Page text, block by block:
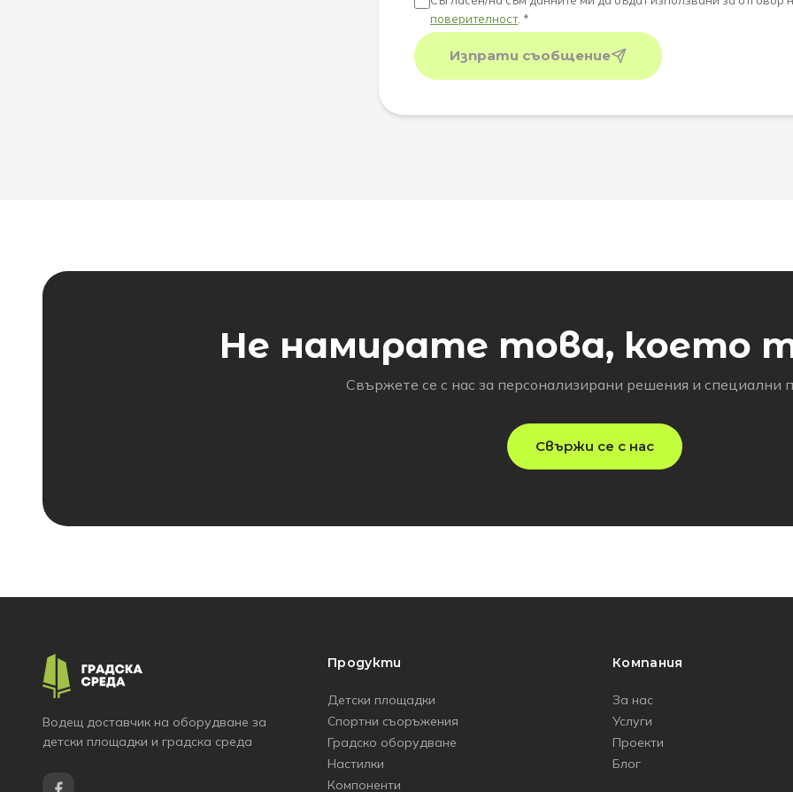
поверителност. *
Изпрати съобщение
Не намирате това, което
Свържете се с нас за персонализирани решения и специални
Свържи се с нас
Водещ доставчик на оборудване за
детски площадки и градска среда
Продукти
Детски площадки
Спортни съоръжения
Градско оборудване
Настилки
Компоненти
Компания
За нас
Услуги
Проекти
Блог